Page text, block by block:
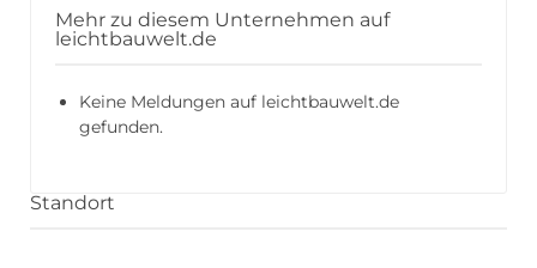
Mehr zu diesem Unternehmen auf
leichtbauwelt.de
Keine Meldungen auf leichtbauwelt.de
gefunden.
Standort